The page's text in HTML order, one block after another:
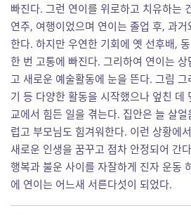
빠진다. 그런 연이를 위로하고 치유하는
연주, 여행이었으며 연이는 졸업 후, 과
한다. 하지만 우연한 기회에 옛 선후배,
한 번 고통에 빠진다. 그리하여 연이는
고 새로운 예술활동에 눈을 뜬다. 그림
기 등 다양한 활동을 시작했으나 엎친 데
교에서 힘든 일을 겪는다. 집안은 늘 살
럽고 부모님도 힘겨워한다. 이런 상황에
새로운 인생을 꿈꾸고 점차 안정되어 간
행복과 불운 사이를 자잘하게 진자 운동
에 연이는 어느새 서른다섯이 되었다.